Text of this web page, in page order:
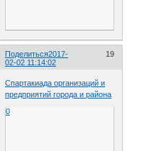
Поделиться 19
2017-
02-02 11:14:02
Спартакиада организаций и
предприятий города и района
0